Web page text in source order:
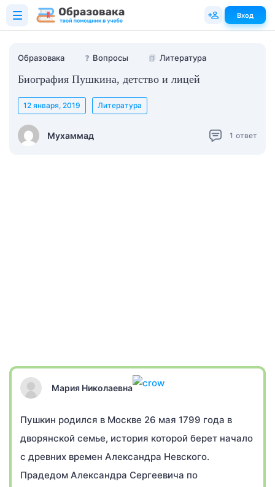
Образовака ❓ Вопросы 📗 Литература
Биография Пушкина, детство и лицей
Мухаммад
12 января, 2019 Литература
1 ответ
Мария Николаевна
Пушкин родился в Москве 26 мая 1799 года в
дворянской семье, история которой берет начало
с древних времен Александра Невского.
Прадедом Александра Сергеевича по
Вход